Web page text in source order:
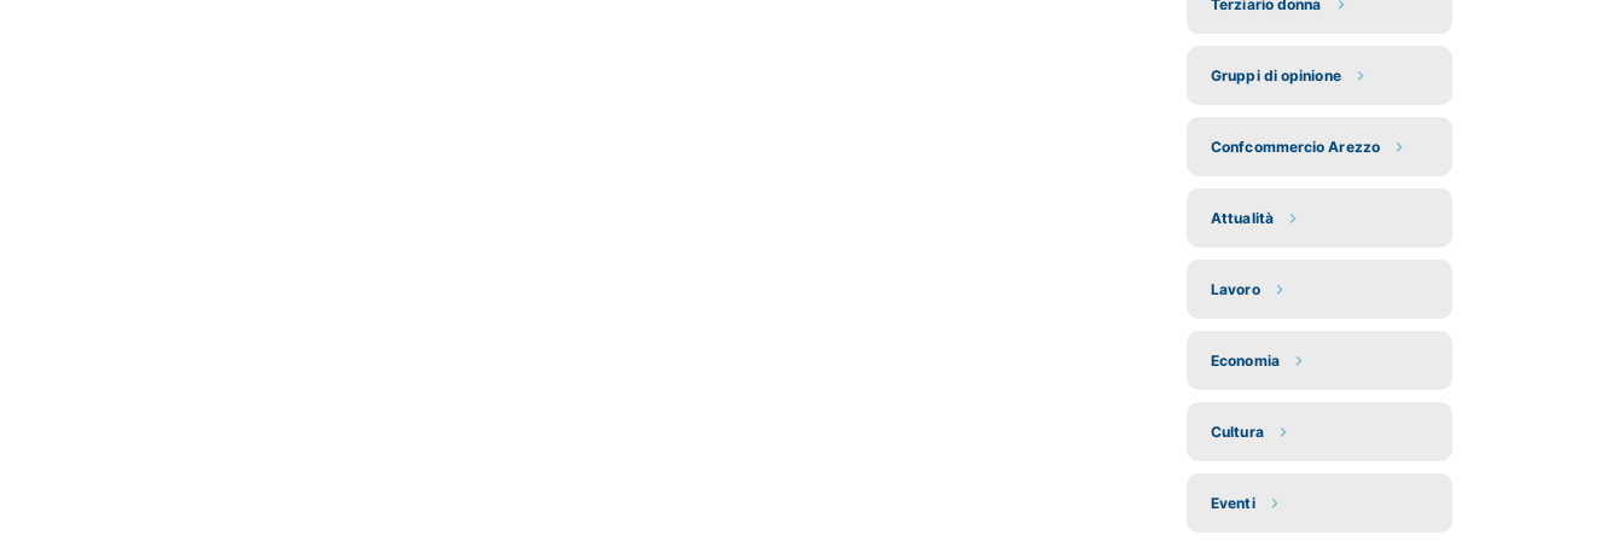
Terziario donna
Gruppi di opinione
Confcommercio Arezzo
Attualità
Lavoro
Economia
Cultura
Eventi